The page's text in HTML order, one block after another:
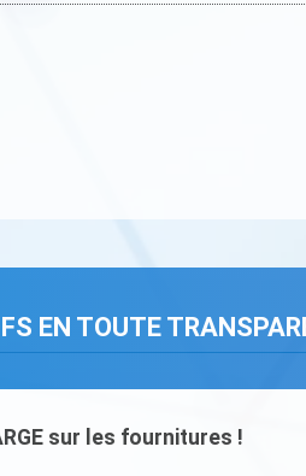
EN TOUTE
sur les fournitures !